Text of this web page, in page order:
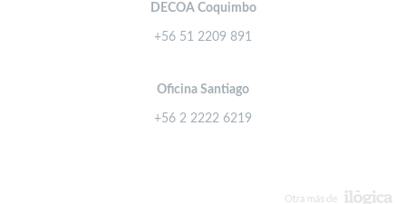
DECOA Coquimbo
+56 51 2209 891
Oficina Santiago
+56 2 2222 6219